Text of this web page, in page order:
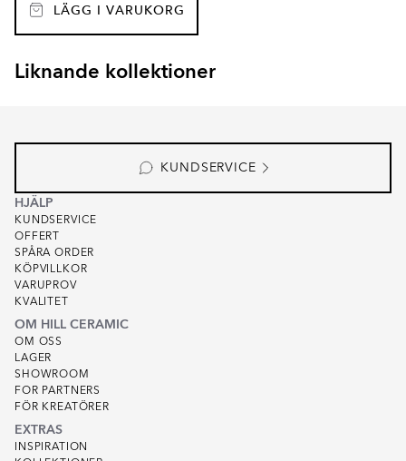
LÄGG I VARUKORG
Liknande kollektioner
FONDANT
KUNDSERVICE
HJÄLP
KUNDSERVICE
OFFERT
SPÅRA ORDER
KÖPVILLKOR
VARUPROV
KVALITET
OM HILL CERAMIC
OM OSS
LAGER
SHOWROOM
FOR PARTNERS
FÖR KREATÖRER
EXTRAS
INSPIRATION